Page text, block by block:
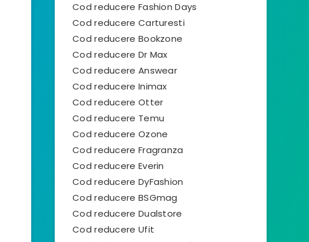
Cod reducere Fashion Days
Cod reducere Carturesti
Cod reducere Bookzone
Cod reducere Dr Max
Cod reducere Answear
Cod reducere Inimax
Cod reducere Otter
Cod reducere Temu
Cod reducere Ozone
Cod reducere Fragranza
Cod reducere Everin
Cod reducere DyFashion
Cod reducere BSGmag
Cod reducere Dualstore
Cod reducere Ufit